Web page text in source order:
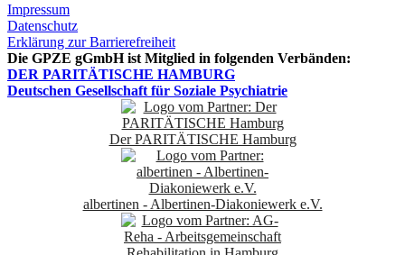
Impressum
Datenschutz
Erklärung zur Barrierefreiheit
Die GPZE gGmbH ist Mitglied in folgenden Verbänden:
DER PARITÄTISCHE HAMBURG
Deutschen Gesellschaft für Soziale Psychiatrie
Der PARITÄTISCHE Hamburg
albertinen - Albertinen-Diakoniewerk e.V.